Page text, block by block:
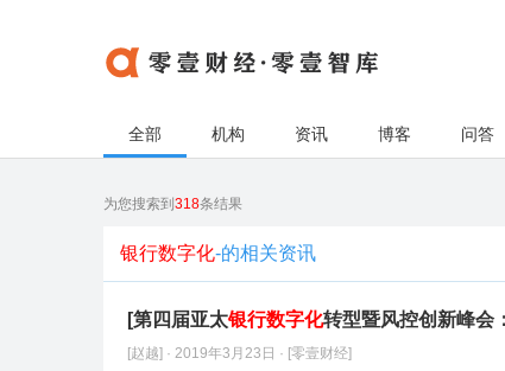
全部 机构 资讯 博客 问答
为您搜索到 318条结果
银行数字化-的相关资讯
[第四届亚太银行数字化转型暨风控创新峰会
[赵越] · 2019年3月23日 · [零壹财经]